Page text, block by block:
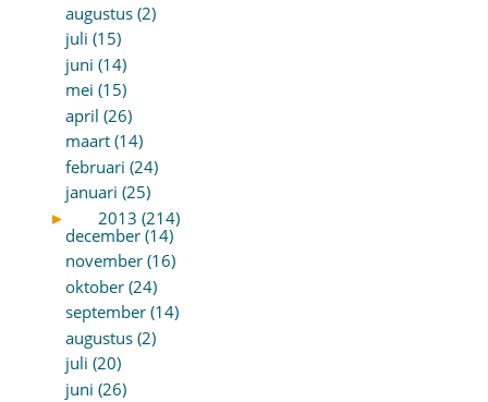
augustus (2)
juli (15)
juni (14)
mei (15)
april (26)
maart (14)
februari (24)
januari (25)
►
2013 (214)
december (14)
november (16)
oktober (24)
september (14)
augustus (2)
juli (20)
juni (26)